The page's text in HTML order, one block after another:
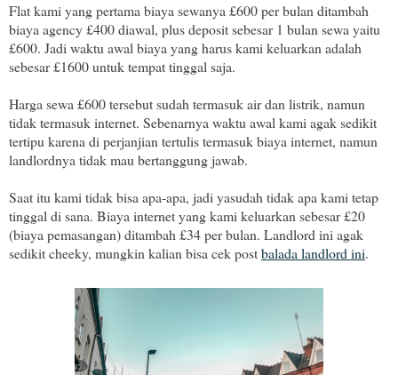
Flat kami yang pertama biaya sewanya £600 per bulan ditambah
biaya agency £400 diawal, plus deposit sebesar 1 bulan sewa yaitu
£600. Jadi waktu awal biaya yang harus kami keluarkan adalah
sebesar £1600 untuk tempat tinggal saja.
Harga sewa £600 tersebut sudah termasuk air dan listrik, namun
tidak termasuk internet. Sebenarnya waktu awal kami agak sedikit
tertipu karena di perjanjian tertulis termasuk biaya internet, namun
landlordnya tidak mau bertanggung jawab.
Saat itu kami tidak bisa apa-apa, jadi yasudah tidak apa kami tetap
tinggal di sana. Biaya internet yang kami keluarkan sebesar £20
(biaya pemasangan) ditambah £34 per bulan. Landlord ini agak
sedikit cheeky, mungkin kalian bisa cek postbalada landlord ini.